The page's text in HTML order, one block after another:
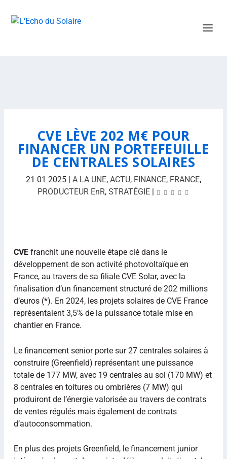
CVE LÈVE 202 M€ POUR
FINANCER UN PORTEFEUILLE
DE CENTRALES SOLAIRES
21 01 2025| A LA UNE, ACTU, FINANCE, FRANCE,
PRODUCTEUR EnR, STRATÉGIE|
CVE franchit une nouvelle étape clé dans le
développement de son activité photovoltaïque en
France, au travers de sa filiale CVE Solar, avec la
finalisation d’un financement structuré de 202 millions
d’euros (*). En 2024, les projets solaires de CVE France
représentaient 3,5% de la puissance totale mise en
chantier en France.
Le financement senior porte sur 27 centrales solaires à
construire (Greenfield) représentant une puissance
totale de 177 MW, avec 19 centrales au sol (170 MW) et
8 centrales en toitures ou ombrières (7 MW) qui
produiront de l’énergie valorisée au travers de contrats
de ventes régulés mais également de contrats
d’autoconsommation.
En plus des projets Greenfield, le financement junior